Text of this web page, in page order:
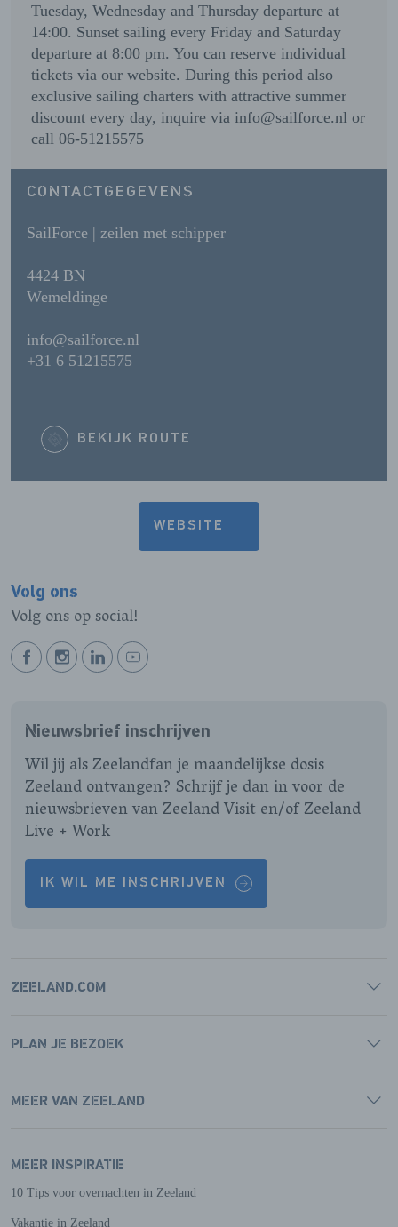
Tuesday, Wednesday and Thursday departure at
14:00. Sunset sailing every Friday and Saturday
departure at 8:00 pm. You can reserve individual
tickets via our website. During this period also
exclusive sailing charters with attractive summer
discount every day, inquire via info@sailforce.nl or
call 06-51215575
CONTACTGEGEVENS
SailForce | zeilen met schipper
4424 BN
Wemeldinge
info@sailforce.nl
+31 6 51215575
BEKIJK ROUTE
WEBSITE
Volg ons
Volg ons op social!
BEKIJK
PAGINA
BEKIJK
PAGINA
BEKIJK
PAGINA
BEKIJK
PAGINA
Nieuwsbrief inschrijven
Wil jij als Zeelandfan je maandelijkse dosis
Zeeland ontvangen? Schrijf je dan in voor de
nieuwsbrieven van Zeeland Visit en/of Zeeland
Live + Work
IK WIL ME INSCHRIJVEN
ZEELAND.COM
PLAN JE BEZOEK
MEER VAN ZEELAND
MEER INSPIRATIE
10 Tips voor overnachten in Zeeland
Vakantie in Zeeland